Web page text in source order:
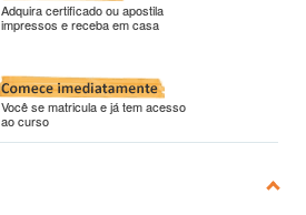
Adquira certificado ou apostila
impressos e receba em casa
Você se matricula e já tem acesso
ao curso